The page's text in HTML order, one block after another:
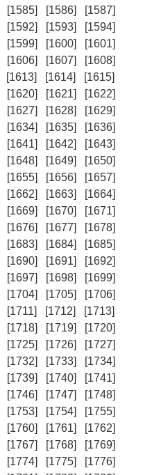
[1585] [1586]
[1587]
[1592] [1593]
[1594]
[1599] [1600]
[1601]
[1606] [1607]
[1608]
[1613] [1614]
[1615]
[1620] [1621]
[1622]
[1627] [1628]
[1629]
[1634] [1635]
[1636]
[1641] [1642]
[1643]
[1648] [1649]
[1650]
[1655] [1656]
[1657]
[1662] [1663]
[1664]
[1669] [1670]
[1671]
[1676] [1677]
[1678]
[1683] [1684]
[1685]
[1690] [1691]
[1692]
[1697] [1698]
[1699]
[1704] [1705]
[1706]
[1711] [1712]
[1713]
[1718] [1719]
[1720]
[1725] [1726]
[1727]
[1732] [1733]
[1734]
[1739] [1740]
[1741]
[1746] [1747]
[1748]
[1753] [1754]
[1755]
[1760] [1761]
[1762]
[1767] [1768]
[1769]
[1774] [1775]
[1776]